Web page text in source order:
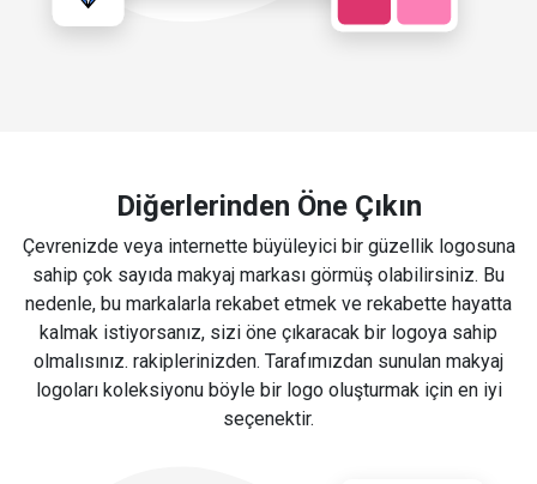
Diğerlerinden Öne Çıkın
Çevrenizde veya internette büyüleyici bir güzellik logosuna
sahip çok sayıda makyaj markası görmüş olabilirsiniz. Bu
nedenle, bu markalarla rekabet etmek ve rekabette hayatta
kalmak istiyorsanız, sizi öne çıkaracak bir logoya sahip
olmalısınız. rakiplerinizden. Tarafımızdan sunulan makyaj
logoları koleksiyonu böyle bir logo oluşturmak için en iyi
seçenektir.